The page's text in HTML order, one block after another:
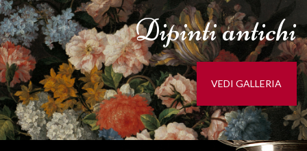
Dipintiantichi
VEDI GALLERIA